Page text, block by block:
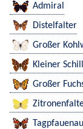
Admiral
Distelfalter
Großer
Kleiner
Großer